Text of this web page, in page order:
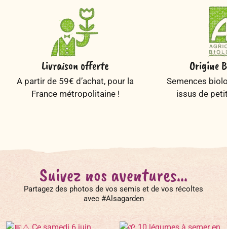
Livraison offerte
A partir de 59€ d’achat, pour la
France métropolitaine !
Origine
Semences
issus de
Suivez nos aventures...
Partagez des photos de vos semis et de vos récoltes
avec #Alsagarden